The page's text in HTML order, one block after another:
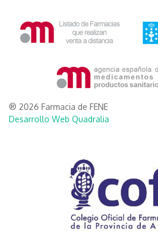
® 2026 Farmacia de FENE
Desarrollo Web Quadralia